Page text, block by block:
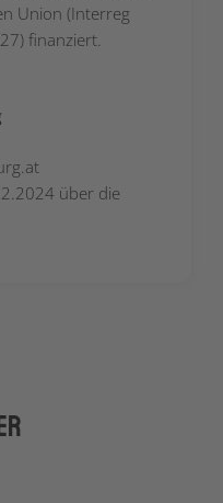
Union (Interreg
finanziert.
über die